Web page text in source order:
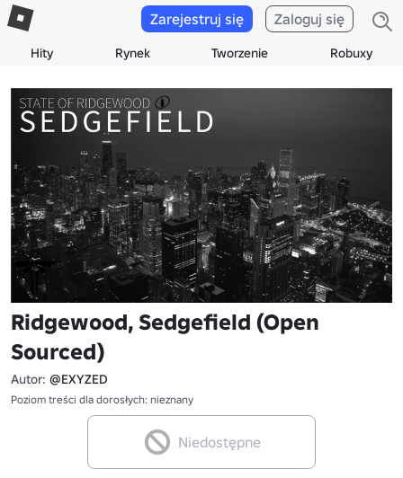
Hity Rynek Tworzenie Robuxy
Zarejestruj się Zaloguj się
Ridgewood, Sedgefield (Open
Sourced)
Autor: @EXYZED
Poziom treści dla dorosłych: nieznany
Niedostępne